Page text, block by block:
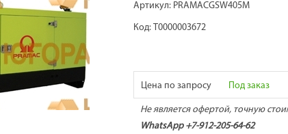
Артикул: PRAMACGSW405M
Код: Т0000003672
Цена по запросу Под заказ
Не является офертой, точную
WhatsApp +7-912-205-64-62